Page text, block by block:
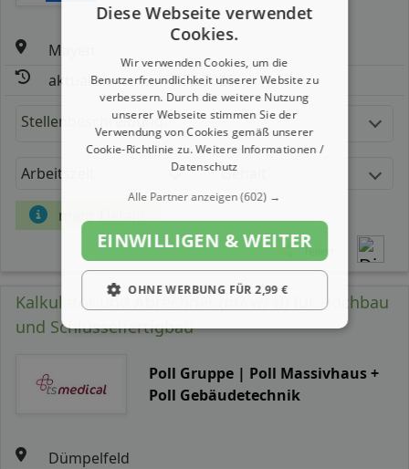
Mayen
aktualisiert seit: 10.08.2026
Stellenbeschreibung:
Arbeitszeit Gehalt
mehr Details
Teilen
Kalkulator und Abrechner (m/ w/ d) für Hochbau
und Schlüsselfertigbau
Poll Gruppe | Poll Massivhaus +
Poll Gebäudetechnik
Dümpelfeld
Diese Webseite verwendet
Cookies.
Wir verwenden Cookies, um die
Benutzerfreundlichkeit unserer Website zu
verbessern. Durch die weitere Nutzung
unserer Webseite stimmen Sie der
Verwendung von Cookies gemäß unserer
Cookie-Richtlinie zu.Weitere Informationen /
Datenschutz
Alle Partner anzeigen(602) →
EINWILLIGEN & WEITER
OHNE WERBUNG FÜR 2,99 €